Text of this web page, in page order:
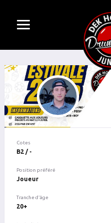
Cotes
B2 / -
Position préféré
Joueur
Tranche d'âge
20+